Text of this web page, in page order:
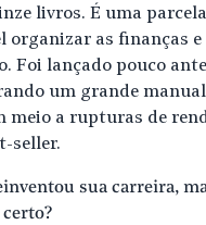
livros. É uma
organizar as finanças
Foi lançado pouco
um grande
meio a rupturas de
seller.
sua carreira,
certo?